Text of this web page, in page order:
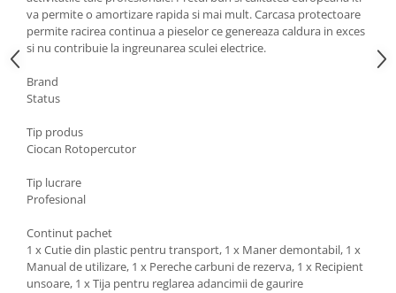
Zdrobitoare si teascuri
Teascuri
Zdrobitoare electrice
Zdrobitoare electrice & manuale
Masini de cusut si accesorii
Sere si solarii
Unelte altoit
Unelte manuale de gradina -
va permite o amortizare rapida si mai mult. Carcasa protectoare
permite racirea continua a pieselor ce genereaza caldura in exces
si nu contribuie la ingreunarea sculei electrice.
Brand
Status
Tip produs
Ciocan Rotopercutor
Tip lucrare
Profesional
Continut pachet
1 x Cutie din plastic pentru transport, 1 x Maner demontabil, 1 x
Manual de utilizare, 1 x Pereche carbuni de rezerva, 1 x Recipient
unsoare, 1 x Tija pentru reglarea adancimii de gaurire